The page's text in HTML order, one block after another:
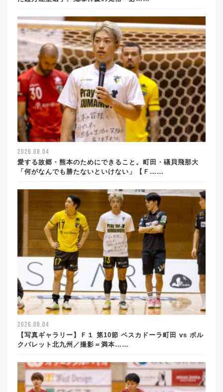
2026.08.04
愛する故郷・熊本のためにできること。町田・礒貝飛那大
「何がなんでも勝たないといけない」【Ｆ……
2026.08.04
【写真ギャラリー】Ｆ１ 第10節 ペスカドーラ町田 vs ボル
クバレット北九州／撮影＝満本……